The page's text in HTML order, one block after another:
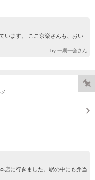
います。 ここ京楽さんも、おい
by 一期一会さん
店に行きました。駅の中にも弁当